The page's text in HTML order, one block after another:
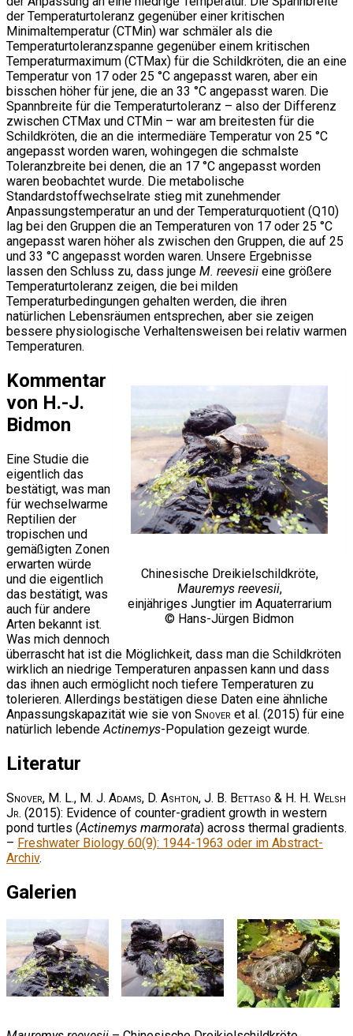
der Temperaturtoleranz gegenüber einer kritischen
Minimaltemperatur (CTMin) war schmäler als die
Temperaturtoleranzspanne gegenüber einem kritischen
Temperaturmaximum (CTMax) für die Schildkröten, die an eine
Temperatur von 17 oder 25 °C angepasst waren, aber ein
bisschen höher für jene, die an 33 °C angepasst waren. Die
Spannbreite für die Temperaturtoleranz – also der Differenz
zwischen CTMax und CTMin – war am breitesten für die
Schildkröten, die an die intermediäre Temperatur von 25 °C
angepasst worden waren, wohingegen die schmalste
Toleranzbreite bei denen, die an 17 °C angepasst worden
waren beobachtet wurde. Die metabolische
Standardstoffwechselrate stieg mit zunehmender
Anpassungstemperatur an und der Temperaturquotient (Q10)
lag bei den Gruppen die an Temperaturen von 17 oder 25 °C
angepasst waren höher als zwischen den Gruppen, die auf 25
und 33 °C angepasst worden waren. Unsere Ergebnisse
lassen den Schluss zu, dass junge M. reevesii eine größere
Temperaturtoleranz zeigen, die bei milden
Temperaturbedingungen gehalten werden, die ihren
natürlichen Lebensräumen entsprechen, aber sie zeigen
bessere physiologische Verhaltensweisen bei relativ warmen
Temperaturen.
Chinesische Dreikielschildkröte,
Mauremys reevesii,
einjähriges Jungtier im Aquaterrarium
© Hans-Jürgen Bidmon
Kommentar
von H.-J.
Bidmon
Eine Studie die
eigentlich das
bestätigt, was man
für wechselwarme
Reptilien der
tropischen und
gemäßigten Zonen
erwarten würde
und die eigentlich
das bestätigt, was
auch für andere
Arten bekannt ist.
Was mich dennoch
überrascht hat ist die Möglichkeit, dass man die Schildkröten
wirklich an niedrige Temperaturen anpassen kann und dass
das ihnen auch ermöglicht noch tiefere Temperaturen zu
tolerieren. Allerdings bestätigen diese Daten eine ähnliche
Anpassungskapazität wie sie von Snover et al. (2015) für eine
natürlich lebendeActinemys-Population gezeigt wurde.
Literatur
Snover, M. L., M. J. Adams, D. Ashton, J. B. Bettaso & H. H. Welsh
Jr. (2015): Evidence of counter-gradient growth in western
pond turtles (Actinemys marmorata) across thermal gradients.
– Freshwater Biology 60(9): 1944-1963 oder im Abstract-
Archiv.
Galerien